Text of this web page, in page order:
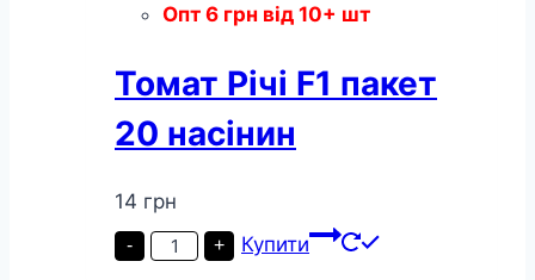
Опт 6 грн від 10+ шт
Томат Річі F1 пакет
20 насінин
14 грн
-
Томат
Річі
+ Купити